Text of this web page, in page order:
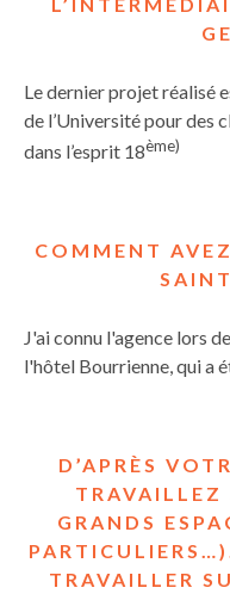
Le dernier projet réalisé
de l’Université pour des
dans l’esprit 18ème)
COMMENT
J'ai connu l'agence lors
l'hôtel Bourrienne, qui a
D’APRÈS
TRAVAILLEZ
GRANDS
TRAVAILLER